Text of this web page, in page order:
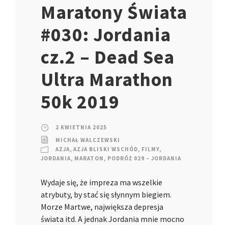
Maratony Świata
#030: Jordania
cz.2 – Dead Sea
Ultra Marathon
50k 2019
2 KWIETNIA 2025
MICHAŁ WALCZEWSKI
AZJA, AZJA BLISKI WSCHÓD, FILMY,
JORDANIA, MARATON , PODRÓŻ 029 – JORDANIA
Wydaje się, że impreza ma wszelkie
atrybuty, by stać się słynnym biegiem.
Morze Martwe, największa depresja
świata itd. A jednak Jordania mnie mocno